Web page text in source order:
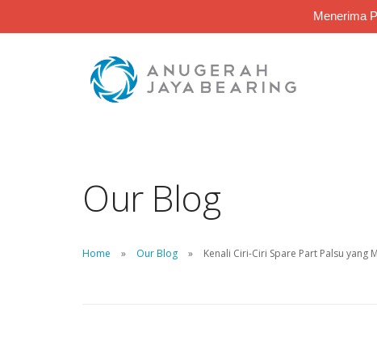
Menerima
Our Blog
Home Our Blog Kenali Ciri-Ciri Spare Part Palsu yang